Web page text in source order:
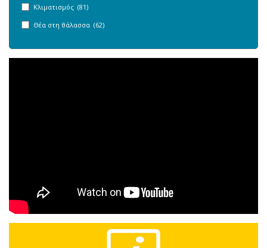
Κλιματισμός (81)
Θέα στη θάλασσα (62)